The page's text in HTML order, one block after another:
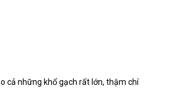
cả những khổ gạch rất lớn, thậm chí